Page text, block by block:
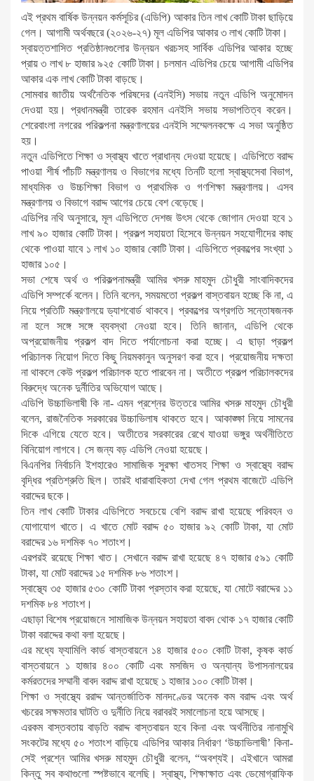
এই প্রথম বার্ষিক উন্নয়ন কর্মসূচির (এডিপি) আকার তিন লাখ কোটি টাকা ছাড়িয়ে
গেল। আগামী অর্থবছরে (২০২৬-২৭) মূল এডিপির আকার ৩ লাখ কোটি টাকা।
স্বায়ত্তশাসিত প্রতিষ্ঠানগুলোর উন্নয়ন খরচসহ সার্বিক এডিপির আকার হচ্ছে
প্রায় ৩ লাখ ৮ হাজার ৯২৫ কোটি টাকা। চলমান এডিপির চেয়ে আগামী এডিপির
আকার এক লাখ কোটি টাকা বাড়ছে।
সোমবার জাতীয় অর্থনৈতিক পরিষদের (এনইসি) সভায় নতুন এডিপি অনুমোদন
দেওয়া হয়। প্রধানমন্ত্রী তারেক রহমান এনইসি সভায় সভাপতিত্ব করেন।
শেরেবাংলা নগরের পরিকল্পনা মন্ত্রণালয়ের এনইসি সম্মেলনকক্ষে এ সভা অনুষ্ঠিত
হয়।
নতুন এডিপিতে শিক্ষা ও স্বাস্থ্য খাতে প্রাধান্য দেওয়া হয়েছে। এডিপিতে বরাদ্দ
পাওয়া শীর্ষ পাঁচটি মন্ত্রণালয় ও বিভাগের মধ্যে তিনটি হলো স্বাস্থ্যসেবা বিভাগ,
মাধ্যমিক ও উচ্চশিক্ষা বিভাগ ও প্রাথমিক ও গণশিক্ষা মন্ত্রণালয়। এসব
মন্ত্রণালয় ও বিভাগে বরাদ্দ আগের চেয়ে বেশ বেড়েছে।
এডিপির নথি অনুসারে, মূল এডিপিতে দেশজ উৎস থেকে জোগান দেওয়া হবে ১
লাখ ৯০ হাজার কোটি টাকা। প্রকল্প সহায়তা হিসেবে উন্নয়ন সহযোগীদের কাছ
থেকে পাওয়া যাবে ১ লাখ ১০ হাজার কোটি টাকা। এডিপিতে প্রকল্পের সংখ্যা ১
হাজার ১০৫।
সভা শেষে অর্থ ও পরিকল্পনামন্ত্রী আমির খসরু মাহমুদ চৌধুরী সাংবাদিকদের
এডিপি সম্পর্কে বলেন। তিনি বলেন, সময়মতো প্রকল্প বাস্তবায়ন হচ্ছে কি না, এ
নিয়ে প্রতিটি মন্ত্রণালয়ে ড্যাশবোর্ড থাকবে। প্রকল্পের অগ্রগতি সন্তোষজনক
না হলে সঙ্গে সঙ্গে ব্যবস্থা নেওয়া হবে। তিনি জানান, এডিপি থেকে
অপ্রয়োজনীয় প্রকল্প বাদ দিতে পর্যালোচনা করা হচ্ছে। এ ছাড়া প্রকল্প
পরিচালক নিয়োগ দিতে কিছু নিয়মকানুন অনুসরণ করা হবে। প্রয়োজনীয় দক্ষতা
না থাকলে কেউ প্রকল্প পরিচালক হতে পারবেন না। অতীতে প্রকল্প পরিচালকদের
বিরুদ্ধে অনেক দুর্নীতির অভিযোগ আছে।
এডিপি উচ্চাভিলাষী কি না- এমন প্রশ্নের উত্তরে আমির খসরু মাহমুদ চৌধুরী
বলেন, রাজনৈতিক সরকারের উচ্চাভিলাষ থাকতে হবে। আকাঙ্ক্ষা নিয়ে সামনের
দিকে এগিয়ে যেতে হবে। অতীতের সরকারের রেখে যাওয়া ভঙ্গুর অর্থনীতিতে
বিনিয়োগ লাগবে। সে জন্য বড় এডিপি নেওয়া হয়েছে।
বিএনপির নির্বাচনি ইশহারেও সামাজিক সুরক্ষা খাতসহ শিক্ষা ও স্বাস্থ্যে বরাদ্দ
বৃদ্ধির প্রতিশ্রুতি ছিল। তারই ধারাবাহিকতা দেখা গেল প্রথম বাজেটে এডিপি
বরাদ্দের ছকে।
তিন লাখ কোটি টাকার এডিপিতে সবচেয়ে বেশি বরাদ্দ রাখা হয়েছে পরিবহন ও
যোগাযোগ খাতে। এ খাতে মোট বরাদ্দ ৫০ হাজার ৯২ কোটি টাকা, যা মোট
বরাদ্দের ১৬ দশমিক ৭০ শতাংশ।
এরপরই রয়েছে শিক্ষা খাত। সেখানে বরাদ্দ রাখা হয়েছে ৪৭ হাজার ৫৯১ কোটি
টাকা, যা মোট বরাদ্দের ১৫ দশমিক ৮৬ শতাংশ।
স্বাস্থ্যে ৩৫ হাজার ৫৩০ কোটি টাকা প্রস্তাব করা হয়েছে, যা মোটে বরাদ্দের ১১
দশমিক ৮৪ শতাংশ।
এছাড়া বিশেষ প্রয়োজনে সামাজিক উন্নয়ন সহায়তা বাবদ থোক ১৭ হাজার কোটি
টাকা বরাদ্দের কথা বলা হয়েছে।
এর মধ্যে ফ্যামিলি কার্ড বাস্তবায়নে ১৪ হাজার ৫০০ কোটি টাকা, কৃষক কার্ড
বাস্তবায়নে ১ হাজার ৪০০ কোটি এবং মসজিদ ও অন্যান্য উপাসনালয়ের
কর্মরতদের সম্মানী বাবদ বরাদ্দ রাখা হয়েছে ১ হাজার ১০০ কোটি টাকা।
শিক্ষা ও স্বাস্থ্যে ররাদ্দ আন্তর্জাতিক মানদণ্ডের অনেক কম বরাদ্দ এবং অর্থ
খচরের সক্ষমতার ঘাটতি ও দুর্নীতি নিয়ে বরাবরই সমালোচনা হয়ে আসছে।
এরকম বাস্তবতায় বাড়তি বরাদ্দ বাস্তবায়ন হবে কিনা এবং অর্থনীতির নানামুখি
সংকটের মধ্যে ৫০ শতাংশ বাড়িয়ে এডিপির আকার নির্ধারণ ‘উচ্চাভিলাষী’ কিনা-
সেই প্রশ্নে আমির খসরু মাহমুদ চৌধুরী বলেন, “অবশ্যই। এইখানে আমরা
কিন্তু সব কথাগুলো স্পষ্টভাবে বলেছি। স্বাস্থ্য, শিক্ষাক্ষাত এবং ডেমোগ্রাফিক